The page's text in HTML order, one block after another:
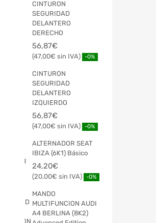
CINTURON
SEGURIDAD
DELANTERO
DERECHO
56,87€
47,00€ -0%
CINTURON
SEGURIDAD
DELANTERO
IZQUIERDO
56,87€
47,00€ -0%
ALTERNADOR SEAT
IBIZA (6K1) Básico
24,20€
20,00€ -0%
MANDO
MULTIFUNCION AUDI
A4 BERLINA (8K2)